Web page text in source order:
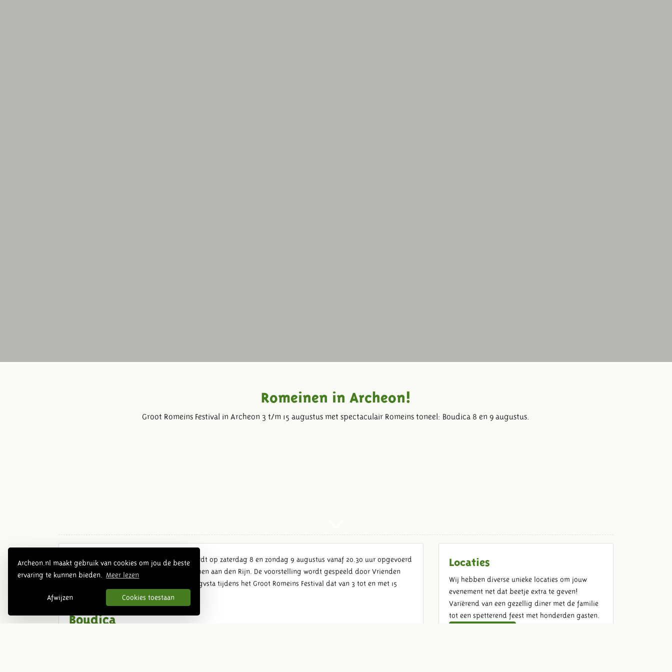
Archeon.nl maakt gebruik van cookies om jou de beste
ervaring te kunnen bieden.
Meer lezen
Afwijzen Cookies toestaan
Romeinen in Archeon!
Groot Romeins Festival in Archeon 3 t/m 15 augustus met spectaculair Romeins toneel: Boudica 8 en 9 augustus.
De spectaculaire voorstelling Boudica wordt op zaterdag 8 en zondag 9 augustus vanaf 20.30 uur opgevoerd
in de Romeinse Arena van Archeon in Alphen aan den Rijn. De voorstelling wordt gespeeld door Vrienden
van Archeon Theater en Legio Secvnda Avgvsta tijdens het Groot Romeins Festival dat van 3 tot en met 15
augustus in Archeon is.
Boudica
Locaties
Wij hebben diverse unieke locaties om jouw
evenement net dat beetje extra te geven!
Variërend van een gezellig diner met de familie
tot een spetterend feest met honderden gasten.